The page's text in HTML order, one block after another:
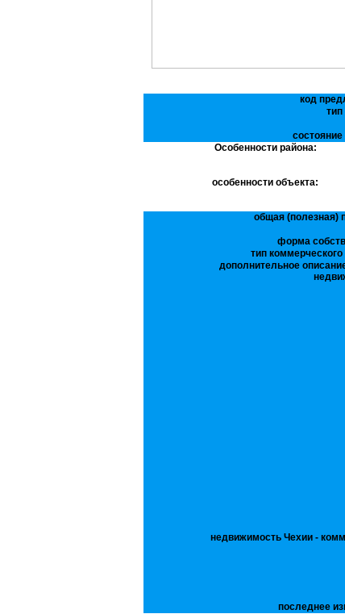
код
тип
Особенности района:
особенности объекта:
общая (полезная)
форма
тип коммерческого
дополнительное
недвижимость Чехии -
последнее